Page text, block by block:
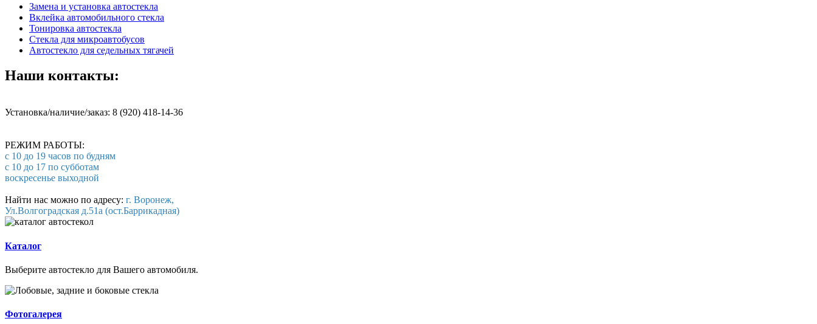
Замена и установка автостекла
Вклейка автомобильного стекла
Тонировка автостекла
Стекла для микроавтобусов
Автостекло для седельных тягачей
Наши контакты:
Установка/наличие/заказ: 8 (920) 418-14-36
РЕЖИМ РАБОТЫ:
с 10 до 19 часов по будням
с 10 до 17 по субботам
воскресенье выходной
Найти нас можно по адресу: г. Воронеж,
Ул.Волгоградская д.51а (ост.Баррикадная)
Каталог
Выберите автостекло для Вашего автомобиля.
Фотогалерея